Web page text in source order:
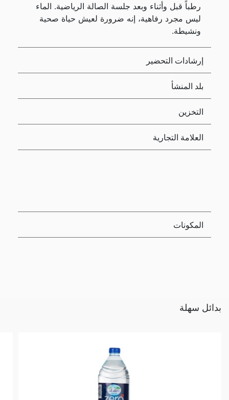
رطباً قبل وأثناء وبعد جلسة الصالة الرياضية. الماء
ليس مجرد رفاهية، إنه ضرورة لعيش حياة صحية
ونشيطة.
إرشادات التحضير
بلد المنشأ
التخزين
العلامة التجارية
المكونات
بدائل سهلة